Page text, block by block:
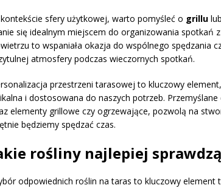
sfery użytkowej, warto pomyśleć o grillu lub
się idealnym miejscem do organizowania spotkań
to wspaniała okazja do wspólnego spędzania
atmosfery podczas wieczornych spotkań.
przestrzeni tarasowej to kluczowy
i dostosowana do naszych potrzeb.
elementy grillowe czy ogrzewające, pozwolą na
będziemy spędzać czas.
rośliny najlepiej
odpowiednich roślin na taras to kluczowy element